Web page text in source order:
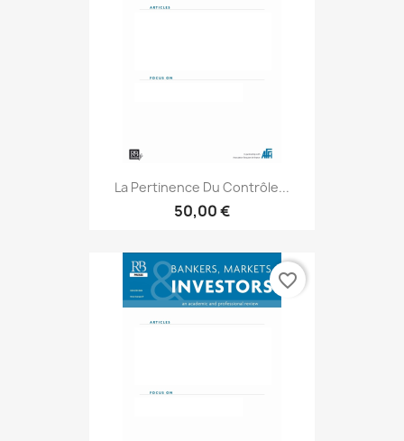
La Pertinence Du Contrôle...
50,00 €
favorite_border